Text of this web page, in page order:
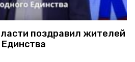
поздравил жителей